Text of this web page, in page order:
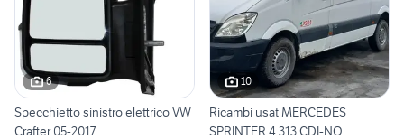
6
Specchietto sinistro elettrico VW
Crafter 05-2017
10
Ricambi usat MERCEDES
SPRINTER 4 313 CDI-NO